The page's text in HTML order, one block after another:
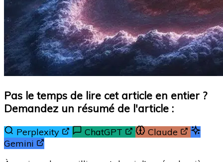
Pas le temps de lire cet article en entier ?
Demandez un résumé de l'article :
Perplexity ChatGPT
Claude
Gemini